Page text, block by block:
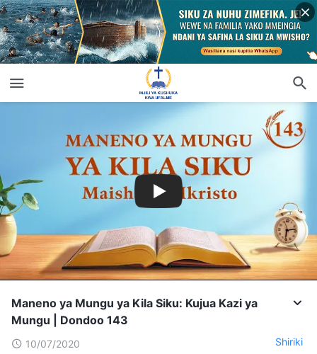
Maneno ya Mungu ya Kila Siku: Kujua Kazi ya
Mungu | Dondoo 143
10/07/2020 Shiriki